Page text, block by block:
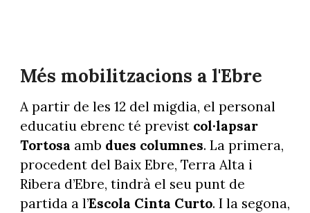
Més mobilitzacions a l'Ebre
A partir de les 12 del migdia, el personal
educatiu ebrenc té previst col·lapsar
Tortosa amb dues columnes. La primera,
procedent del Baix Ebre, Terra Alta i
Ribera d’Ebre, tindrà el seu punt de
partida a l’Escola Cinta Curto. I la segona,